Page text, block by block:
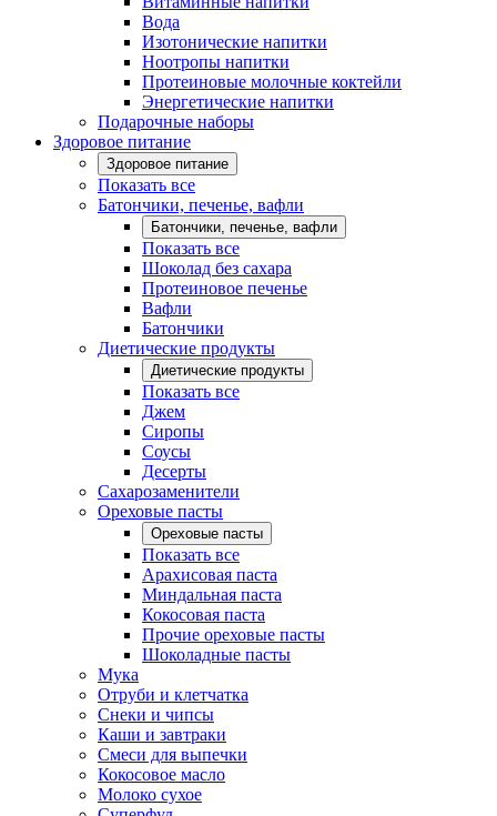
Вода
Изотонические напитки
Ноотропы напитки
Протеиновые молочные коктейли
Энергетические напитки
Подарочные наборы
Здоровое питание
Здоровое питание
Показать все
Батончики, печенье, вафли
Батончики, печенье, вафли
Показать все
Шоколад без сахара
Протеиновое печенье
Вафли
Батончики
Диетические продукты
Диетические продукты
Показать все
Джем
Сиропы
Соусы
Десерты
Сахарозаменители
Ореховые пасты
Ореховые пасты
Показать все
Арахисовая паста
Миндальная паста
Кокосовая паста
Прочие ореховые пасты
Шоколадные пасты
Мука
Отруби и клетчатка
Снеки и чипсы
Каши и завтраки
Смеси для выпечки
Кокосовое масло
Молоко сухое